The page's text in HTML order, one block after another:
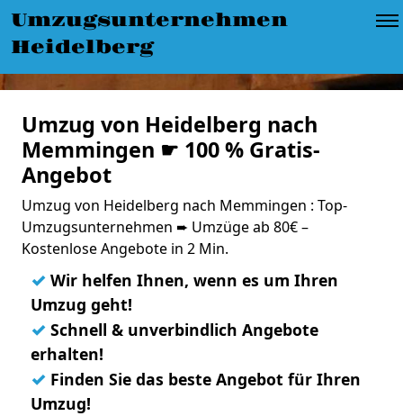
Umzugsunternehmen
Heidelberg
Umzug von Heidelberg nach
Memmingen ☛ 100 % Gratis-
Angebot
Umzug von Heidelberg nach Memmingen : Top-
Umzugsunternehmen ➨ Umzüge ab 80€ –
Kostenlose Angebote in 2 Min.
✓ Wir helfen Ihnen, wenn es um Ihren
Umzug geht!
✓ Schnell & unverbindlich Angebote
erhalten!
✓ Finden Sie das beste Angebot für Ihren
Umzug!